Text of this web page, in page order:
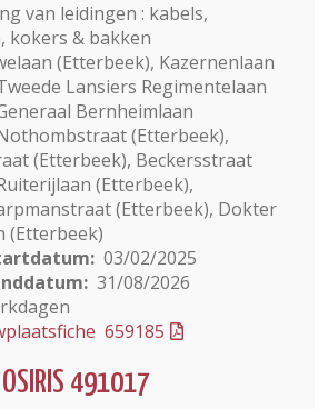
van leidingen : kabels,
kokers & bakken
(Etterbeek), Kazernenlaan
Lansiers Regimentelaan
Bernheimlaan
(Etterbeek),
(Etterbeek), Beckersstraat
(Etterbeek),
(Etterbeek), Dokter
(Etterbeek)
03/02/2025
31/08/2026
659185
491017